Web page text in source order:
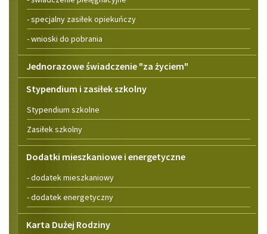
- specjalny zasiłek opiekuńczy
- wnioski do pobrania
Jednorazowe świadczenie "za życiem"
Stypendium i zasiłek szkolny
Stypendium szkolne
Zasiłek szkolny
Dodatki mieszkaniowe i energetyczne
- dodatek mieszkaniowy
- dodatek energetyczny
Karta Dużej Rodziny